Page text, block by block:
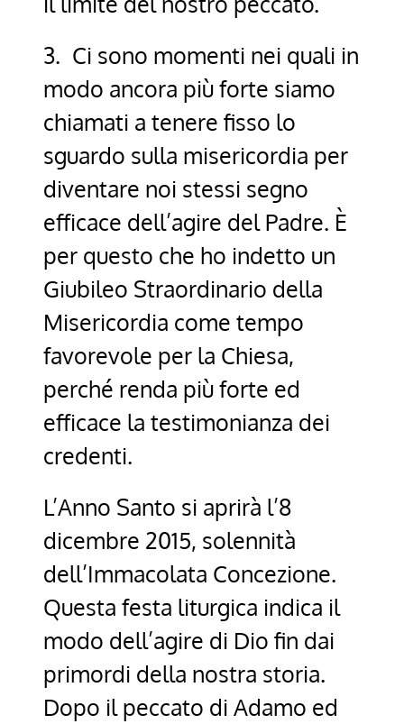
3. Ci sono momenti nei quali in
modo ancora più forte siamo
chiamati a tenere fisso lo
sguardo sulla misericordia per
diventare noi stessi segno
efficace dell’agire del Padre. È
per questo che ho indetto un
Giubileo Straordinario della
Misericordia come tempo
favorevole per la Chiesa,
perché renda più forte ed
efficace la testimonianza dei
credenti.
L’Anno Santo si aprirà l’8
dicembre 2015, solennità
dell’Immacolata Concezione.
Questa festa liturgica indica il
modo dell’agire di Dio fin dai
primordi della nostra storia.
Dopo il peccato di Adamo ed